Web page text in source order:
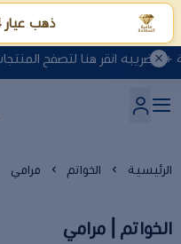
الرئيسية الخواتم مرامي
الخواتم | مرامي
ذهب عيار 24